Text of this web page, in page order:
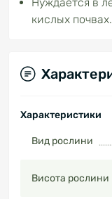
кислых почвах.
Характеристики
Вид рослини
Висота рослини